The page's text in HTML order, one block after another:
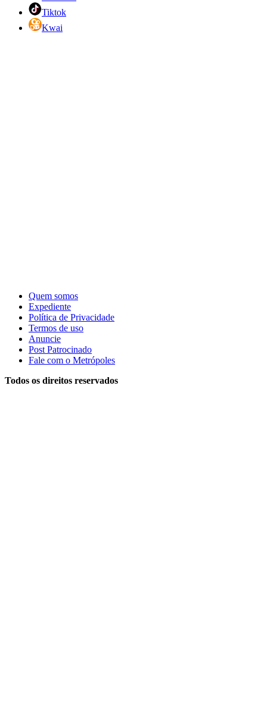
Tiktok
Kwai
Quem somos
Expediente
Política de Privacidade
Termos de uso
Anuncie
Post Patrocinado
Fale com o Metrópoles
Todos os direitos reservados